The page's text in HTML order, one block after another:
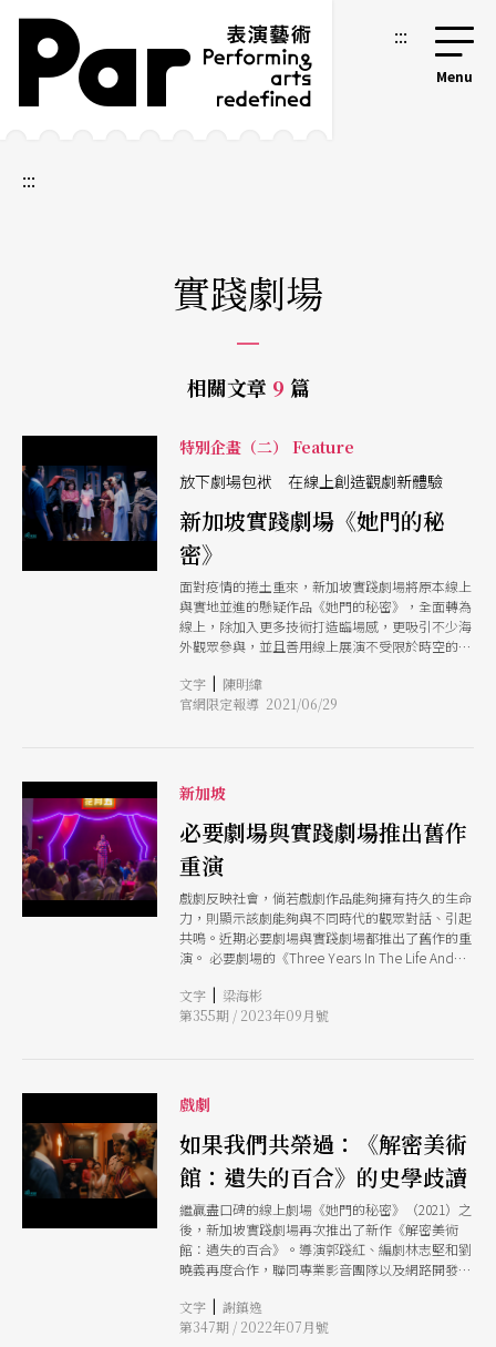
跳到主要內容區塊
網站導覽 :::
:::
實踐劇場
相關文章 9 篇
特別企畫（二） Feature
放下劇場包袱 在線上創造觀劇新體驗
新加坡實踐劇場《她門的秘
密》
面對疫情的捲土重來，新加坡實踐劇場將原本線上
與實地並進的懸疑作品《她門的秘密》，全面轉為
線上，除加入更多技術打造臨場感，更吸引不少海
外觀眾參與，並且善用線上展演不受限於時空的特
紅樂觀表示，在線上做劇場不是取代劇場，創作者
放下對劇場的包袱，從中學習、創作，而團隊也在
文字 | 陳明緯
官網限定報導 2021/06/29
新加坡
必要劇場與實踐劇場推出舊作
重演
戲劇反映社會，倘若戲劇作品能夠擁有持久的生命
力，則顯示該劇能夠與不同時代的觀眾對話、引起
共鳴。近期必要劇場與實踐劇場都推出了舊作的重
演。 必要劇場的《Three Years In The Life And
劇哈里斯．沙瑪（Haresh Sharma）除了為劇本更
新內容，這次也親自指導這部劇。儘管當時的社會
起時間考驗，還能與時並進獲得重演的機會，在資
源有限的藝術環境中，這樣的契機無論對藝術工作
者或觀眾而言都非常難能可貴。 實踐劇場則在今
年三度重演《四馬路》，以流動式演出的劇場形式
（觀眾在劇團內外穿梭10個地點看戲），探索滑鐵
2020年演出時卻因疫情影響，僅演1場就被迫取
消。今年重演，卻在距公演倒數10天的7月24日凌
晨發生火災，所幸無人受傷。由於劇場大門是防火
門，火災只發生在一樓儲藏室，整棟大樓建築得以
保存。儘管劇團人員隔天一早第一時間進行清理工
作，但牆壁被濃煙燻黑，需要動員專業人員清理，
《四馬路》的舞台布景、道具與服裝也遭毀損，影
文字 | 梁海彬
第355期 / 2023年09月號
戲劇
如果我們共榮過：《解密美術
館：遺失的百合》的史學歧讀
繼贏盡口碑的線上劇場《她門的秘密》（2021）之
後，新加坡實踐劇場再次推出了新作《解密美術
館：遺失的百合》。導演郭踐紅、編劇林志堅和劉
曉義再度合作，聯同專業影音團隊以及網路開發工
遊戲網站的設計整合，逐步發展出一套可供劇團持
續操作的展演模組。今次更攜手藏有最多東南亞現
文字 | 謝鎮逸
第347期 / 2022年07月號